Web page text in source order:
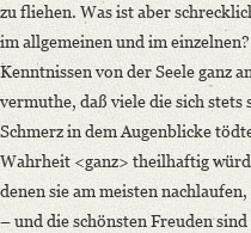
zu fliehen. Was ist aber
im allgemeinen und im
Kenntnissen von der Seele ganz
vermuthe, daß viele die sich stets
Schmerz in dem Augenblicke
Wahrheit <ganz> theilhaftig
denen sie am meisten
– und die schönsten Freuden